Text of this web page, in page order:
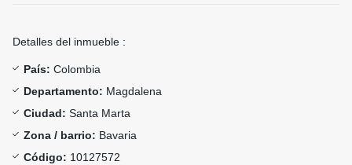
Detalles del inmueble :
País: Colombia
Departamento: Magdalena
Ciudad: Santa Marta
Zona / barrio: Bavaria
Código: 10127572